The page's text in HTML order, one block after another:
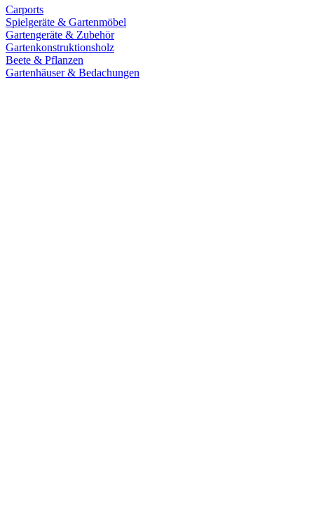
Carports
Spielgeräte & Gartenmöbel
Gartengeräte & Zubehör
Gartenkonstruktionsholz
Beete & Pflanzen
Gartenhäuser & Bedachungen